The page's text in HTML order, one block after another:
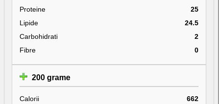
Proteine
25
Lipide
24.5
Carbohidrati
2
Fibre
0
200 grame
Calorii
662